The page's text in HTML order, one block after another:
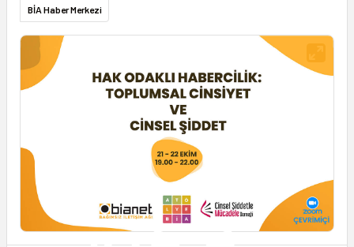
BİA Haber Merkezi